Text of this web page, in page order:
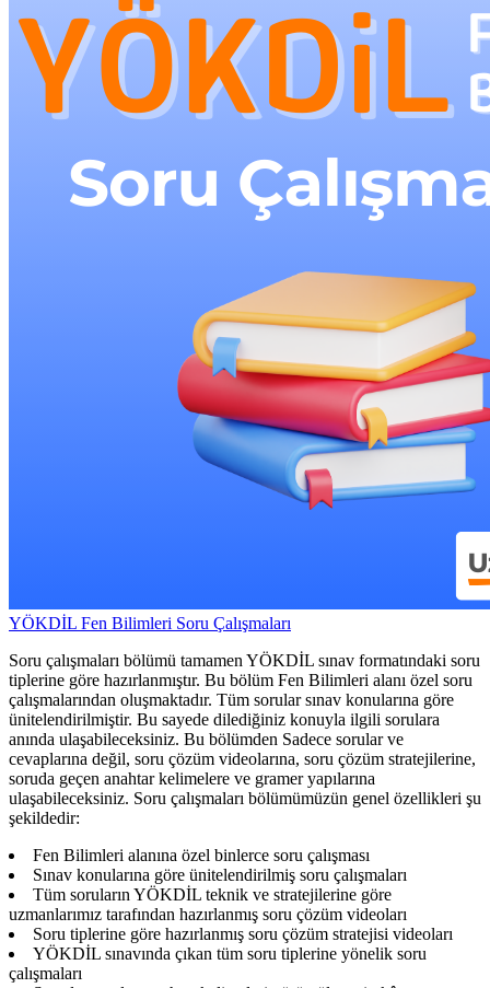
YÖKDİL Fen Bilimleri Soru Çalışmaları
Soru çalışmaları bölümü tamamen YÖKDİL sınav formatındaki soru
tiplerine göre hazırlanmıştır. Bu bölüm Fen Bilimleri alanı özel soru
çalışmalarından oluşmaktadır. Tüm sorular sınav konularına göre
ünitelendirilmiştir. Bu sayede dilediğiniz konuyla ilgili sorulara
anında ulaşabileceksiniz. Bu bölümden Sadece sorular ve
cevaplarına değil, soru çözüm videolarına, soru çözüm stratejilerine,
soruda geçen anahtar kelimelere ve gramer yapılarına
ulaşabileceksiniz. Soru çalışmaları bölümümüzün genel özellikleri şu
şekildedir:
Fen Bilimleri alanına özel binlerce soru çalışması
Sınav konularına göre ünitelendirilmiş soru çalışmaları
Tüm soruların YÖKDİL teknik ve stratejilerine göre
uzmanlarımız tarafından hazırlanmış soru çözüm videoları
Soru tiplerine göre hazırlanmış soru çözüm stratejisi videoları
YÖKDİL sınavında çıkan tüm soru tiplerine yönelik soru
çalışmaları